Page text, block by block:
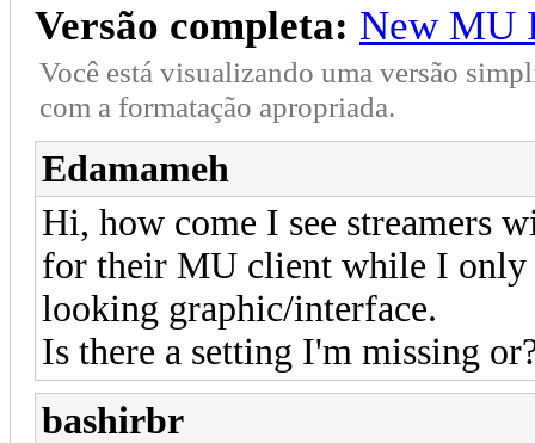
Versão completa: New MU
Você está visualizando uma versão
com a formatação apropriada.
Edamameh
Hi, how come I see streamers
for their MU client while I only
looking graphic/interface.
Is there a setting I'm missing
bashirbr